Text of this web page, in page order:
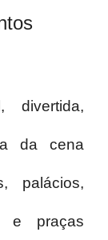
divertida,
da cena
palácios,
e praças